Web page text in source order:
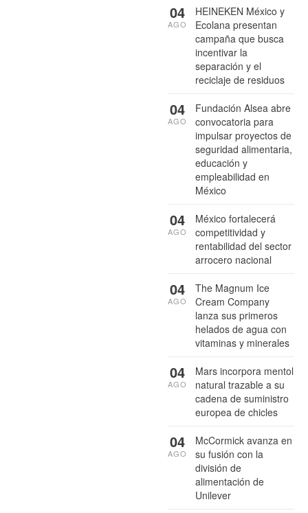
HEINEKEN México y
Ecolana presentan
campaña que busca
incentivar la
separación y el
reciclaje de residuos
04
AGO
Fundación Alsea abre
convocatoria para
impulsar proyectos de
seguridad alimentaria,
educación y
empleabilidad en
México
04
AGO
México fortalecerá
competitividad y
rentabilidad del sector
arrocero nacional
04
AGO
The Magnum Ice
Cream Company
lanza sus primeros
helados de agua con
vitaminas y minerales
04
AGO
Mars incorpora mentol
natural trazable a su
cadena de suministro
europea de chicles
04
AGO
McCormick avanza en
su fusión con la
división de
alimentación de
Unilever
04
AGO